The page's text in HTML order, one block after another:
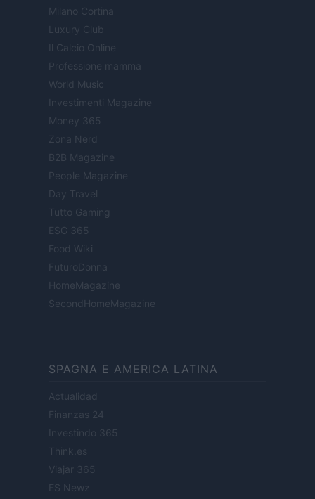
Milano Cortina
Luxury Club
Il Calcio Online
Professione mamma
World Music
Investimenti Magazine
Money 365
Zona Nerd
B2B Magazine
People Magazine
Day Travel
Tutto Gaming
ESG 365
Food Wiki
FuturoDonna
HomeMagazine
SecondHomeMagazine
SPAGNA E AMERICA LATINA
Actualidad
Finanzas 24
Investindo 365
Think.es
Viajar 365
ES Newz